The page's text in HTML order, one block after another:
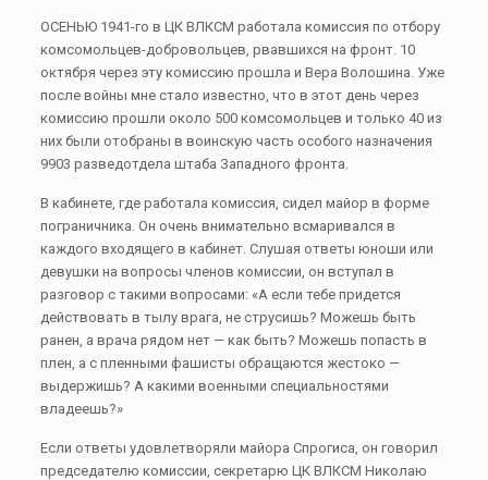
ОСЕНЬЮ 1941-го в ЦК ВЛКСМ работала комиссия по отбору
комсомольцев-добровольцев, рвавшихся на фронт. 10
октября через эту комиссию прошла и Вера Волошина. Уже
после войны мне стало известно, что в этот день через
комиссию прошли около 500 комсомольцев и только 40 из
них были отобраны в воинскую часть особого назначения
9903 разведотдела штаба Западного фронта.
В кабинете, где работала комиссия, сидел майор в форме
пограничника. Он очень внимательно всмаривался в
каждого входящего в кабинет. Слушая ответы юноши или
девушки на вопросы членов комиссии, он вступал в
разговор с такими вопросами: «А если тебе придется
действовать в тылу врага, не струсишь? Можешь быть
ранен, а врача рядом нет — как быть? Можешь попасть в
плен, а с пленными фашисты обращаются жестоко —
выдержишь? А какими военными специальностями
владеешь?»
Если ответы удовлетворяли майора Спрогиса, он говорил
председателю комиссии, секретарю ЦК ВЛКСМ Николаю